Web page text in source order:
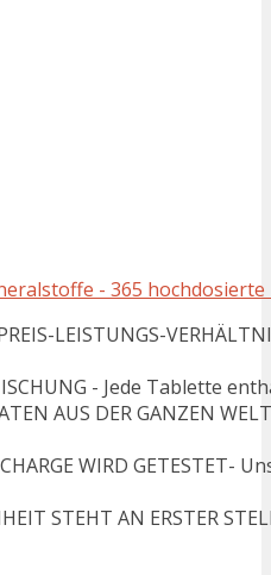
- 365
LEISTUNGS-
- Jede Tablette
AUS DER GANZEN
WIRD
STEHT AN ERSTER